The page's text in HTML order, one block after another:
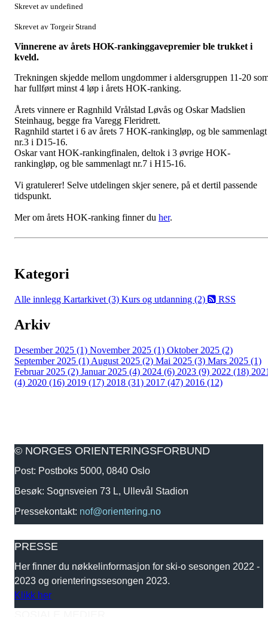
Skrevet av undefined
Skrevet av Torgeir Strand
Vinnerene av årets HOK-rankinggavepremier ble trukket i
kveld.
Trekningen skjedde mellom ungdommer i aldersgruppen 11-20
har fullført minst 4 løp i årets HOK-ranking.
Årets vinnere er Ragnhild Vrålstad Løvås og Oskar Madslien
Steinhaug, begge fra Varegg Fleridrett.
Ragnhild startet i 6 av årets 7 HOK-rankingløp, og ble sammenlagt
nr.3 i D15-16.
Oskar vant HOK-rankingfinalen, deltok i 3 øvrige HOK-
rankingløp, og ble sammenlagt nr.7 i H15-16.
Vi gratulerer! Selve utdelingen skjer senere, på et dertil passende
tidspunkt.
Mer om årets HOK-ranking finner du her.
Kategori
Alle innlegg Kartarkivet (3) Kurs og utdanning (2) RSS
Arkiv
Desember 2025 (1) November 2025 (1) Oktober 2025 (2)
September 2025 (1) August 2025 (2) Mai 2025 (3) Mars 2025 (1)
Februar 2025 (2) Januar 2025 (4) 2024 (6) 2023 (9) 2022 (18)
(4) 2020 (16) 2019 (17) 2018 (31) 2017 (47) 2016 (12)
© NORGES ORIENTERINGSFORBUND
Post: Postboks 5000, 0840 Oslo
Besøk: Sognsveien 73 L, Ullevål Stadion
Pressekontakt: nof@orientering.no
PRESSE
Her finner du nøkkelinformasjon for ski-o sesongen 2022 -
2023 og orienteringssesongen 2023.
Klikk her